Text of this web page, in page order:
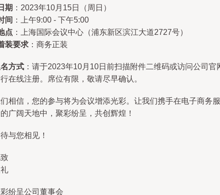
期 ：2023年10月15日（周日）
间 ：上午9:00 - 下午5:00
点 ：上海国际会议中心（浦东新区滨江大道2727号）
装要求 ：商务正装
方式 ：请于2023年10月10日前扫描附件二维码或访问公司官
在线注册。席位有限，敬请尽早确认。
相信，您的参与将为会议增添光彩。让我们携手在电子商务服
广阔天地中，聚彩纷呈，共创辉煌！
与您相见！
纷呈公司董事会